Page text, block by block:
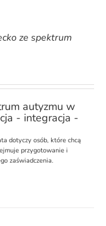
ze spektrum
autyzmu w
- integracja -
dotyczy osób, które chcą
przygotowanie i
zaświadczenia.